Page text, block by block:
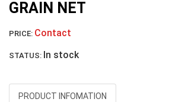
GRAIN NET
PRICE: Contact
STATUS: In stock
PRODUCT INFOMATION